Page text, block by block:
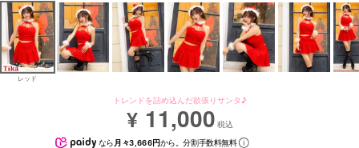
レッド
トレンドを詰め込んだ欲張りサンタ♪
¥ 11,000 税込
なら 月々3,666円から。分割手数料無料